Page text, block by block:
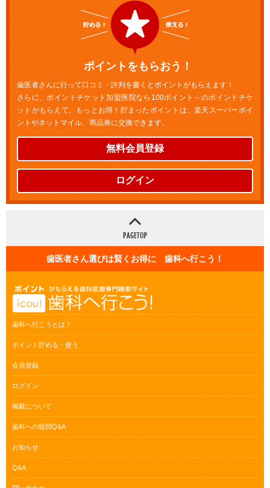
ポイントをもらおう！
歯医者さんに行って口コミ・評判を書くとポイントがもらえます！
さらに、ポイントチケット加盟医院なら100ポイント～のポイントチケ
ットがもらえて、もっとお得！貯まったポイントは、楽天スーパーポイ
ントやネットマイル、商品券に交換できます。
無料会員登録
ログイン
歯医者さん選びは賢くお得に 歯科へ行こう！
歯科へ行こうとは？
ポイント貯める・使う
会員登録
ログイン
掲載について
歯科への疑問Q&A
お知らせ
Q&A